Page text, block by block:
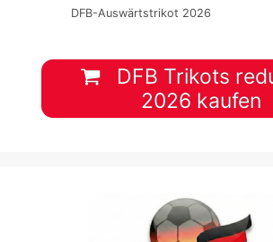
DFB-Auswärtstrikot 2026
DFB Trikots
2026 kaufen